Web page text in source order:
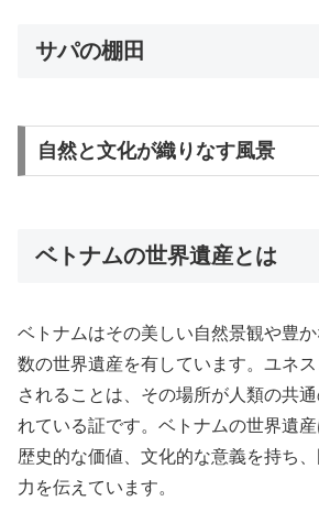
サパの棚田
自然と文化が織りなす風景
ベトナムの世界遺産とは
ベトナムはその美しい自然景観や豊
数の世界遺産を有しています。ユネ
されることは、その場所が人類の共
れている証です。ベトナムの世界遺
歴史的な価値、文化的な意義を持ち
力を伝えています。